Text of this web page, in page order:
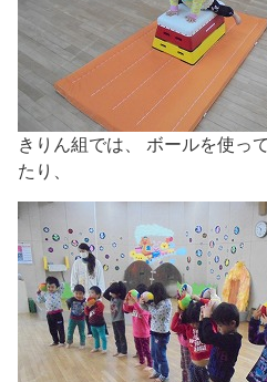
きりん組では、 ボールを使っ
たり、